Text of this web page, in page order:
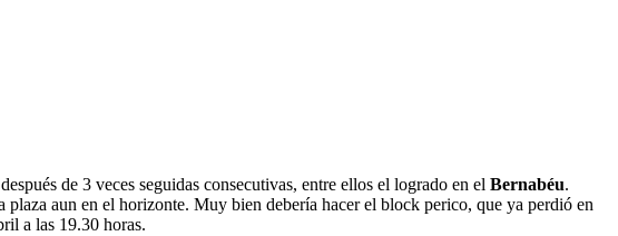
después de 3 veces seguidas consecutivas, entre ellos el logrado en el Bernabéu.
plaza aun en el horizonte. Muy bien debería hacer el block perico, que ya perdió en
a las 19.30 horas.